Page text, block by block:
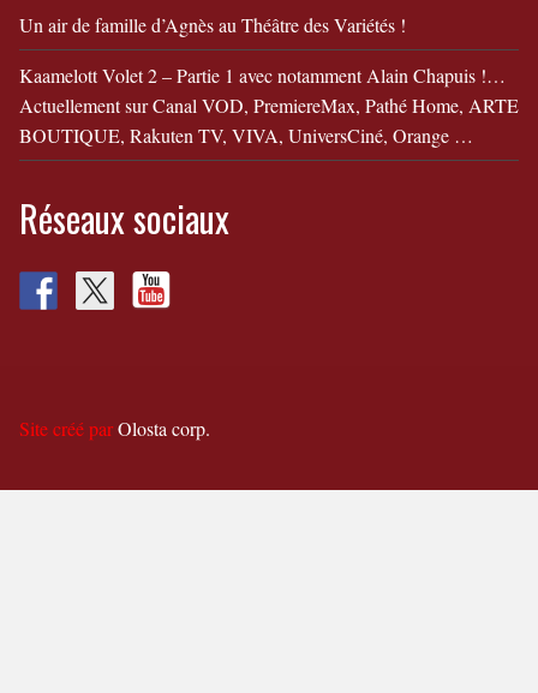
Un air de famille d’Agnès au Théâtre des Variétés !
Kaamelott Volet 2 – Partie 1 avec notamment Alain Chapuis !…
Actuellement sur Canal VOD, PremiereMax, Pathé Home, ARTE
BOUTIQUE, Rakuten TV, VIVA, UniversCiné, Orange …
Réseaux sociaux
Site créé parOlosta corp.